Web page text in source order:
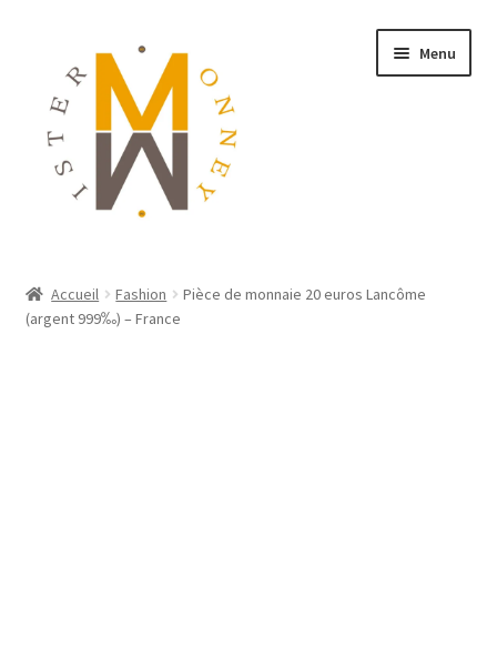
Menu
MONNAIES
Accueil Fashion
Pièce de monnaie 20 euros Lancôme
(argent 999‰) – France